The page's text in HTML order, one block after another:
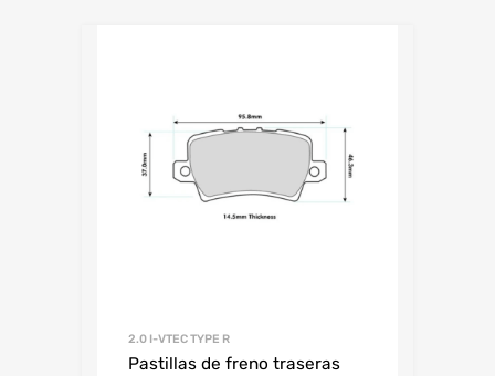
2.0 I-VTEC TYPE R
Pastillas de freno traseras